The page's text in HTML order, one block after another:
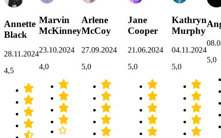
Annette
Black
28.11.2024
4,5
Marvin
McKinney
23.10.2024
4,0
Arlene
McCoy
27.09.2024
5,0
Jane
Cooper
21.06.2024
5,0
Kathryn
Murphy
04.11.2024
5,0
5,0